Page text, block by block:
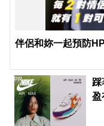
伴侶和妳一起預防
踩
盈
PR